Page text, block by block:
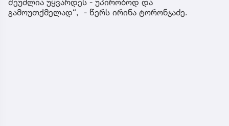
შეუძლია უყვარდეს - უპირობოდ და
გამოუთქმელად“, - წერს ირინა ტორონჯაძე.